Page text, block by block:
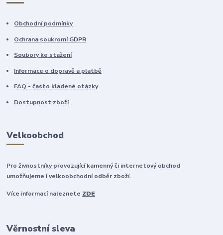
Obchodní podmínky
Ochrana soukromí GDPR
Soubory ke stažení
Informace o dopravě a platbě
FAQ - často kladené otázky
Dostupnost zboží
Velkoobchod
Pro živnostníky provozující kamenný či internetový obchod
umožňujeme i velkoobchodní odběr zboží.
Více informací naleznete ZDE
Věrnostní sleva